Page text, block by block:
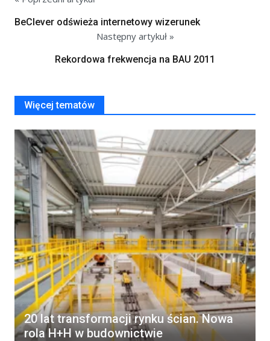
BeClever odświeża internetowy wizerunek
Następny artykuł »
Rekordowa frekwencja na BAU 2011
Więcej tematów
20 lat transformacji rynku ścian. Nowa
rola H+H w budownictwie